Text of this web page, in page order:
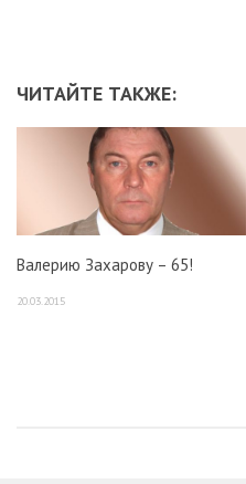
ЧИТАЙТЕ ТАКЖЕ:
Валерию Захарову – 65!
20.03.2015